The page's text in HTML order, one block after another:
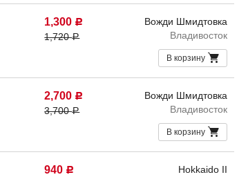
1,300 Р
1,720Р
Вожди Шмидтовка
Владивосток
В корзину
2,700 Р
3,700Р
Вожди Шмидтовка
Владивосток
В корзину
940 Р
Hokkaido II